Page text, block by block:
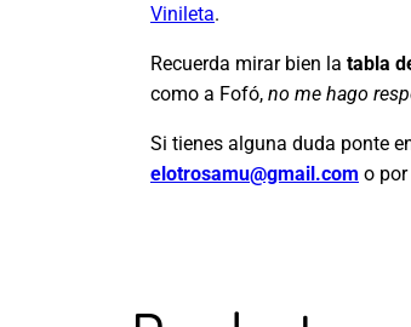
Vinileta.
Recuerda mirar bien la tabla
como a Fofó, no me hago
Si tienes alguna duda ponte
elotrosamu@gmail.com o